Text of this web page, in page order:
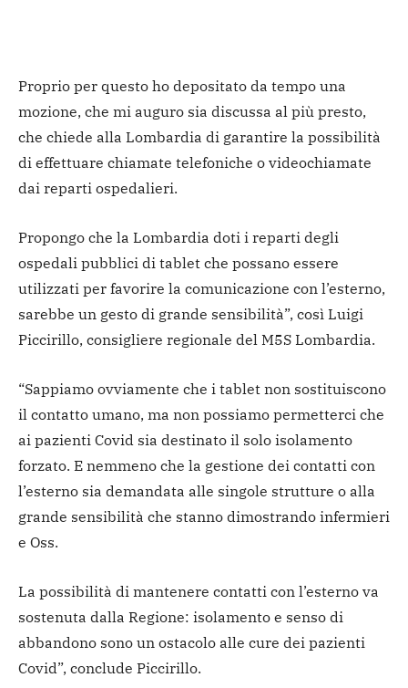
Proprio per questo ho depositato da tempo una
mozione, che mi auguro sia discussa al più presto,
che chiede alla Lombardia di garantire la possibilità
di effettuare chiamate telefoniche o videochiamate
dai reparti ospedalieri.
Propongo che la Lombardia doti i reparti degli
ospedali pubblici di tablet che possano essere
utilizzati per favorire la comunicazione con l’esterno,
sarebbe un gesto di grande sensibilità”, così Luigi
Piccirillo, consigliere regionale del M5S Lombardia.
“Sappiamo ovviamente che i tablet non sostituiscono
il contatto umano, ma non possiamo permetterci che
ai pazienti Covid sia destinato il solo isolamento
forzato. E nemmeno che la gestione dei contatti con
l’esterno sia demandata alle singole strutture o alla
grande sensibilità che stanno dimostrando infermieri
e Oss.
La possibilità di mantenere contatti con l’esterno va
sostenuta dalla Regione: isolamento e senso di
abbandono sono un ostacolo alle cure dei pazienti
Covid”, conclude Piccirillo.